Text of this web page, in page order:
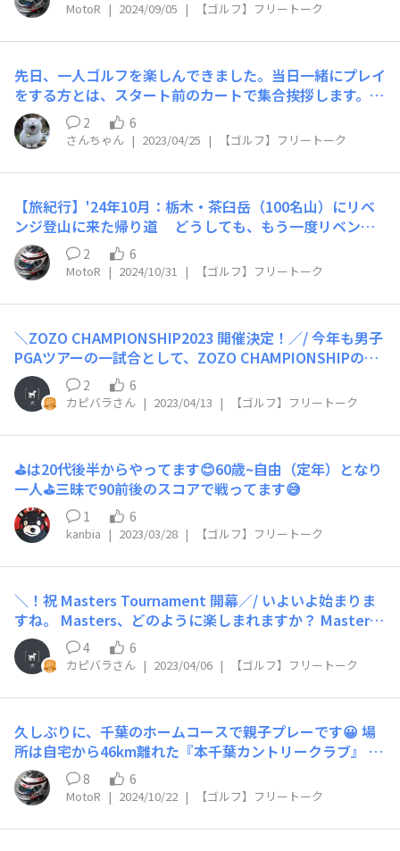
て、弾かれました） スマホで、期間の上位者が判ります。
る気（競う気）が失せました😥
🧿
急車が頻繁に出動中… 一昨年に痛い目に合い、7,8月はプ
レー自粛中でしたが ココなら、その心配もなく ゴルフ
ーションなので 逆に積雪のため、4~11月しかオープンし
ていません😅 ココのお気に入りの理由が、もう一つ 気
圧が低いので空気抵抗が減り 1割ほど飛距離が伸びます😆
（飛ぶようになった～、と勘違い出来ます） OUT:42（奥
のスコア💦
🧿
MotoR | 2024/09/05 | 【ゴルフ】フリートーク
先日、一人ゴルフを楽しんできました。当日一緒にプレイ
をする方とは、スタート前のカートで集合挨拶します。一
人の方に「よろしく」と言って、何気なくウェアを見た
ら、本日着ようか迷っていた別のウェアーと全く同じもの
を着用されていました。もしかしたら 危なくおじさん二
人が、ペアルックで一日プレーするところでした。 (;^_^
2 6
さんちゃん | 2023/04/25 | 【ゴルフ】フリートーク
【旅紀行】'24年10月：栃木・茶臼岳（100名山）にリベ
ンジ登山に来た帰り道 どうしても、もう一度リベンジ
したいゴルフ場⛳️ https://waigaya-base.honda.co.jp/ch
ats/pskzy6xuox4dgxne 『グランディ那須白河ゴルフク
ラブ』でプレーしました😀 山荘から、東北道・白河IC
までの帰り道の途中に有るので 山荘の後片付けを済ま
トクラブ経営のゴルフ場なので、様子は普通のゴルフ場と
は違います。 入り口の門をくぐってから高台の建物を目
指します。 そびえる白亜の建物、リゾートホテルがメイ
ンの施設（結婚式場もある） 玄関先には、トヨタ2000GT
紳士淑女の皆様が、記念撮影中でした。 （1台2億だか
ら…計10億円😲） 普通のゴルフ場のクラブハウスと
は、チョット違う入り口… 受付も個室で、コンシェルジ
ュが座る大きなテーブルで記名します😅 公式HPからで
は、ゲストはプレー予約できないので ゴルフ場予約サイ
トから予約しました😄 単にゴルフを楽しむには、高級す
2 6
MotoR | 2024/10/31 | 【ゴルフ】フリートーク
＼ZOZO CHAMPIONSHIP2023 開催決定！／/ 今年も男子
PGAツアーの一試合として、ZOZO CHAMPIONSHIPの開
催が決まったそうです。 https://www.pgatour.com/arti
cle/news/latest/2023/04/12/pga-tour-announces-rei
magined-2023-fedexcup-fall https://zozochampions
hip.com/news/info20230412.html まあ何せ、チケット
すが、世界最高峰ツアー選手のプレイを間近で観られる機
会は早々ないので歯を食いしばっていくべきか、家族会議
を開こうと思います。 観戦に行くと決められている方、
いらっしゃいますか？
2 6
カピバラさん | 2023/04/13 | 【ゴルフ】フリートーク
⛳は20代後半からやってます😊60歳~自由（定年）となり
一人⛳三昧で90前後のスコアで戦ってます😅
1 6
kanbia | 2023/03/28 | 【ゴルフ】フリートーク
＼！祝 Masters Tournament 開幕／/ いよいよ始まりま
すね。 Masters、どのように楽しまれますか？ Masters
は Augusta National Golf Clubの美しさと、 予選前の
「Par 3 contest」でチビっ子を始めとした家族がキャデ
ィーのユニフォームを着て楽しそうに過ごしている様子を
観られるのが毎年楽しみです。 あ、あと、「Champions
のも楽しみの一つです。 チケットなかなか買えないです
が、一生に一度、観に行きたいです。
4 6
カピバラさん | 2023/04/06 | 【ゴルフ】フリートーク
久しぶりに、千葉のホームコースで親子プレーです😀 場
所は自宅から46km離れた『本千葉カントリークラブ』
道程のほとんどが高速道路でなので、45分あれば着く距
離なのですが そこは千葉のゴルフ銀座の入り口なので、
休日はゴルファー渋滞で時間が読めず…😥 （今回は、ス
タートを遅くしたのが悪かったか？😓） 息子は、2年ぶ
8 6
MotoR | 2024/10/22 | 【ゴルフ】フリートーク